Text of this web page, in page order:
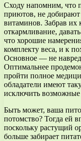
Сходу напомним, что
приютов, не добирают
витаминов. Забрав их
откармливание,
что хорошие
комплекту веса, и к
Основное — не
Оптимальнее
пройти полное
обладатели имеют
исключить возможные
Быть может, ваша
потомство? Тогда ей
поскольку растущий
больше забирает